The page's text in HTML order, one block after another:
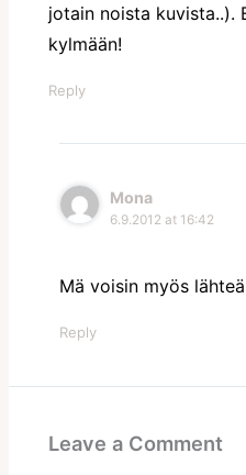
jotain noista kuvista..).
kylmään!
Reply
Mona
6.9.2012 at 16:42
Mä voisin myös
Reply
Leave a Comment